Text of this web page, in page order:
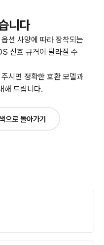
니다
션 사양에 따라 장착되는
신호 규격이 달라질 수
시면 정확한 호환 모델과
해 드립니다.
으로 돌아가기